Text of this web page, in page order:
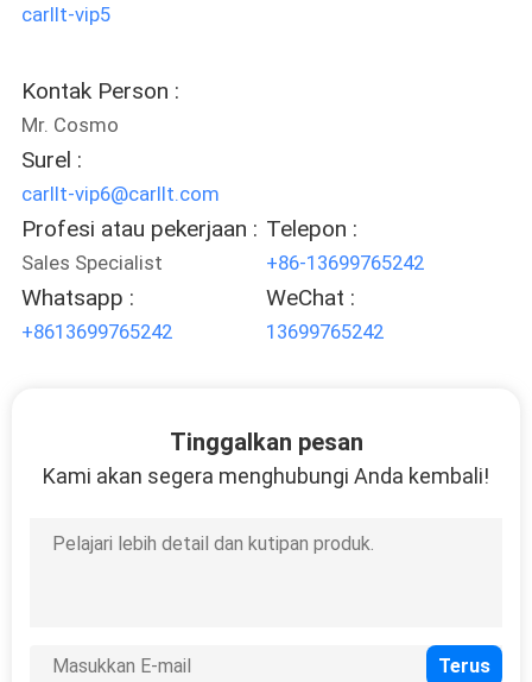
carllt-vip5
Kontak Person :
Mr. Cosmo
Surel :
carllt-vip6@carllt.com
Profesi atau pekerjaan :
Sales Specialist
Telepon :
+86-13699765242
Whatsapp :
+8613699765242
WeChat :
13699765242
Tinggalkan pesan
Kami akan segera menghubungi Anda kembali!